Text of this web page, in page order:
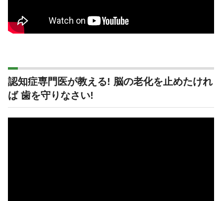
認知症専門医が教える! 脳の老化を止めたけれ
ば 歯を守りなさい!